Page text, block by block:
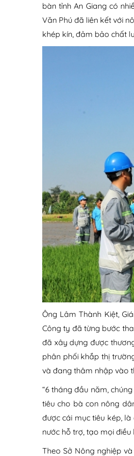
bàn tỉnh An Giang có
Văn Phú đã liên kết với
khép kín, đảm bảo chất
Ông Lâm Thành Kiệt,
Công ty đã từng bước
đã xây dựng được
phân phối khắp thị
và đang thâm nhập vào
“6 tháng đầu năm,
tiêu cho bà con nông
được cái mục tiêu kép,
nước hỗ trợ, tạo mọi
Theo Sở Nông nghiệp